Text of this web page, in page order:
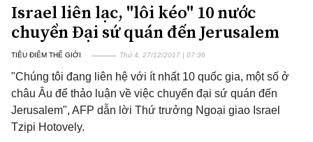
Israel liên lạc, "lôi kéo" 10 nước
chuyển Đại sứ quán đến Jerusalem
TIÊU ĐIỂM THẾ GIỚI Thứ 4, 27/12/2017 | 07:36
"Chúng tôi đang liên hệ với ít nhất 10 quốc gia, một số ở
châu Âu để thảo luận về việc chuyển đại sứ quán đến
Jerusalem", AFP dẫn lời Thứ trưởng Ngoại giao Israel
Tzipi Hotovely.